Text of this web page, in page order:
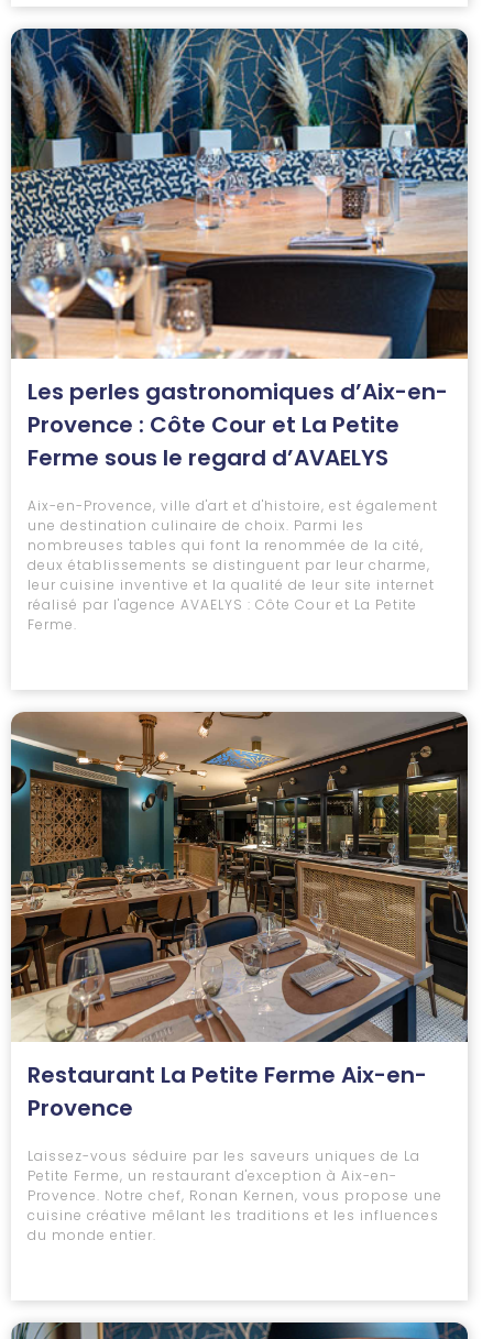
Les perles gastronomiques d’Aix-en-
Provence : Côte Cour et La Petite
Ferme sous le regard d’AVAELYS
Aix-en-Provence, ville d'art et d'histoire, est également
une destination culinaire de choix. Parmi les
nombreuses tables qui font la renommée de la cité,
deux établissements se distinguent par leur charme,
leur cuisine inventive et la qualité de leur site internet
réalisé par l'agence AVAELYS : Côte Cour et La Petite
Ferme.
Restaurant La Petite Ferme Aix-en-
Provence
Laissez-vous séduire par les saveurs uniques de La
Petite Ferme, un restaurant d'exception à Aix-en-
Provence. Notre chef, Ronan Kernen, vous propose une
cuisine créative mêlant les traditions et les influences
du monde entier.